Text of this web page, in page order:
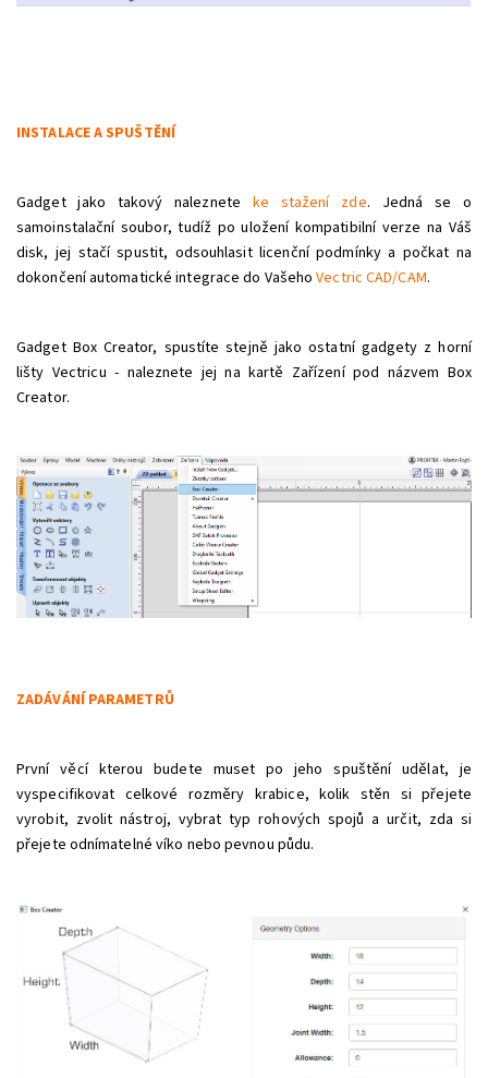
INSTALACE A SPUŠTĚNÍ
Gadget jako takový naleznete ke stažení zde. Jedná se o
samoinstalační soubor, tudíž po uložení kompatibilní verze na Váš
disk, jej stačí spustit, odsouhlasit licenční podmínky a počkat na
dokončení automatické integrace do VašehoVectric CAD/CAM.
Gadget Box Creator, spustíte stejně jako ostatní gadgety z horní
lišty Vectricu - naleznete jej na kartě Zařízení pod názvem Box
Creator.
ZADÁVÁNÍ PARAMETRŮ
První věcí kterou budete muset po jeho spuštění udělat, je
vyspecifikovat celkové rozměry krabice, kolik stěn si přejete
vyrobit, zvolit nástroj, vybrat typ rohových spojů a určit, zda si
přejete odnímatelné víko nebo pevnou půdu.